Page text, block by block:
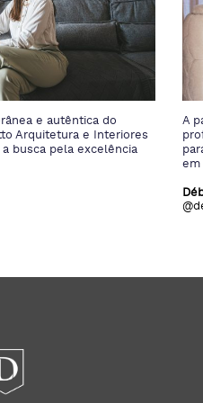
de Personalidade”, a
BIM não mede esforços
e a alma dos clientes
da